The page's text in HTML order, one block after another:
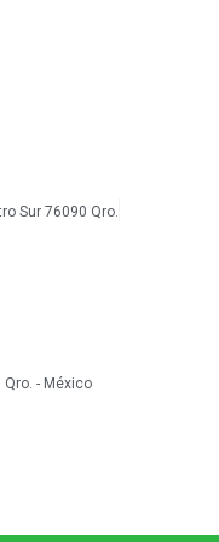
Sur 76090 Qro.
- México